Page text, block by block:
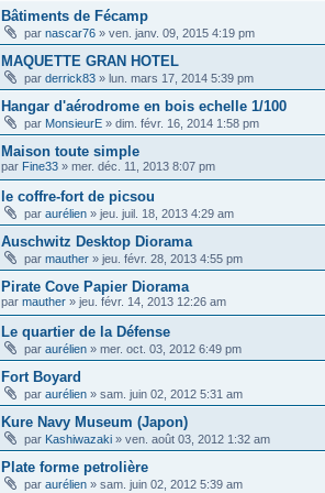
Bâtiments de Fécamp
par nascar76 » ven. janv. 09, 2015 4:19 pm
MAQUETTE GRAN HOTEL
par derrick83 » lun. mars 17, 2014 5:39 pm
Hangar d'aérodrome en bois echelle 1/100
par MonsieurE » dim. févr. 16, 2014 1:58 pm
Maison toute simple
par Fine33 » mer. déc. 11, 2013 8:07 pm
le coffre-fort de picsou
par aurélien » jeu. juil. 18, 2013 4:29 am
Auschwitz Desktop Diorama
par mauther » jeu. févr. 28, 2013 4:55 pm
Pirate Cove Papier Diorama
par mauther » jeu. févr. 14, 2013 12:26 am
Le quartier de la Défense
par aurélien » mer. oct. 03, 2012 6:49 pm
Fort Boyard
par aurélien » sam. juin 02, 2012 5:31 am
Kure Navy Museum (Japon)
par Kashiwazaki » ven. août 03, 2012 1:32 am
Plate forme petrolière
par aurélien » sam. juin 02, 2012 5:39 am